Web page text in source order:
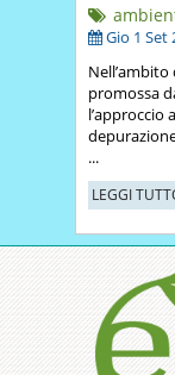
Gio 1 Set
promossa
l’approccio
...
LEGGI